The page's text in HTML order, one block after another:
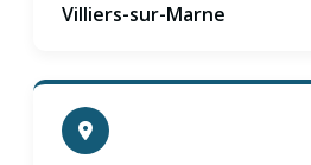
Villiers-sur-Marne